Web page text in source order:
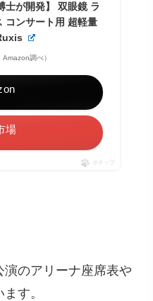
士が開発】 双眼鏡 ラ
コンサート用 超軽量
調べ）
場
ポチップ
のアリーナ座席表や
す。